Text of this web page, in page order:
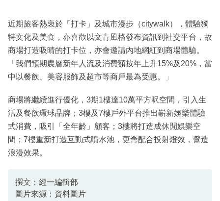
近期旅客熱衷於「打卡」及城市漫步（citywalk），體驗獨
特文化及美食，亦喜歡以文青風格發布資訊到社交平台，故
商場打造吸晴的打卡位，亦會邀請內地網紅到商場體驗。
「我們預期農曆新年人流及消費額按年上升15%及20%，當
中以餐飲、美容服飾及超市等商戶最為受惠。」
商場將繼續進行優化，3期1樓達10萬平方呎空間，引入生
活及餐飲環球品牌；3樓及7樓戶外平台推出嶄新娛樂體驗
式消費，吸引「全年齡」顧客；3樓將打造成休閒娛樂空
間；7樓重新打造互動式噴水池，更會配合投射燈效，營造
浪漫效果。
撰文：經一編輯部
圖片來源：資料圖片